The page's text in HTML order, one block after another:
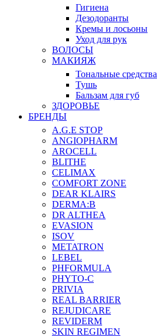
Гигиена
Дезодоранты
Кремы и лосьоны
Уход для рук
ВОЛОСЫ
МАКИЯЖ
Тональные средства
Тушь
Бальзам для губ
ЗДОРОВЬЕ
БРЕНДЫ
A.G.E STOP
ANGIOPHARM
AROCELL
BLITHE
CELIMAX
COMFORT ZONE
DEAR KLAIRS
DERMA:B
DR ALTHEA
EVASION
ISOV
METATRON
LEBEL
PHFORMULA
PHYTO-C
PRIVIA
REAL BARRIER
REJUDICARE
REVIDERM
SKIN REGIMEN